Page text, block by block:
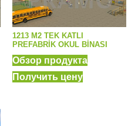
1213 M2 TEK KATLI
PREFABRİK OKUL BİNASI
Обзор продукта
Получить цену